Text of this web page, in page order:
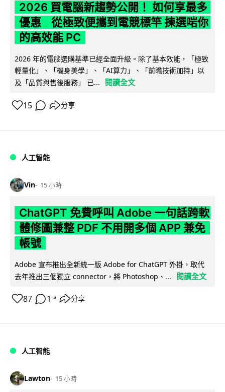
2026 買電腦新趨勢公開！ 如何享最多
優惠 從極致便攜到電競標竿 揀選啱你
的高效能 PC
2026 年的電腦選購基準已經全面升級。除了基本效能，「極致
輕量化」、「機身美學」、「AI算力」、「前瞻技術加持」以
及「品質與售後服務」 已...
閱讀全文
15 分享
人工智能
Vin 15 小時
ChatGPT 免費呼叫 Adobe 一句話跨軟
體修圖兼整 PDF 不用開多個 APP 兼免
帳號
Adobe 宣布推出全新統一版 Adobe for ChatGPT 外掛，取代
去年推出三個獨立 connector，將 Photoshop、...
閱讀全文
87 1 ↗ 分享
人工智能
Lawton 15 小時